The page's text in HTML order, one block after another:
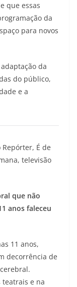
que essas
da
para novos
da
do público,
e a
É de
televisão
que não
anos faleceu
11 anos,
decorrência de
teatrais e na